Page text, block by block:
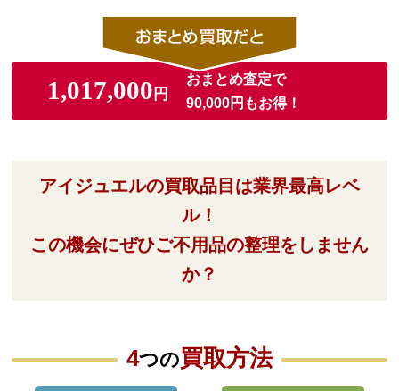
1,017,000 円
おまとめ査定で
90,000円もお得！
アイジュエルの買取品目は業界最高レベ
ル！
この機会にぜひご不用品の整理をしません
か？
4つの買取方法